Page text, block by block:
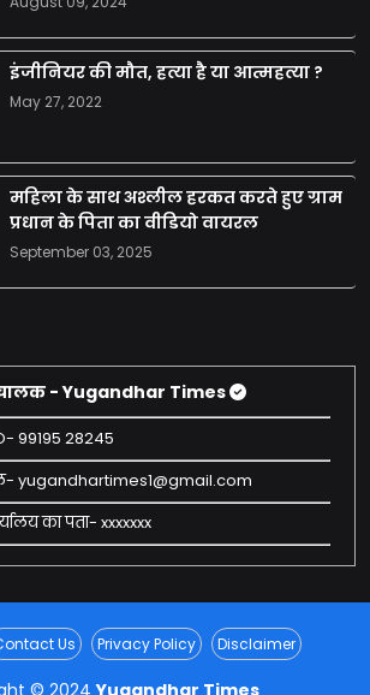
इंजीनियर की मौत, हत्या है या आत्महत्या ?
May 27, 2022
महिला के साथ अश्लील हरकत करते हुए ग्राम
प्रधान के पिता का वीडियो वायरल
September 03, 2025
- Yugandhar Times
99195 28245
yugandhartimes1@gmail.com
का पता- xxxxxxx
Us Privacy Policy Disclaimer